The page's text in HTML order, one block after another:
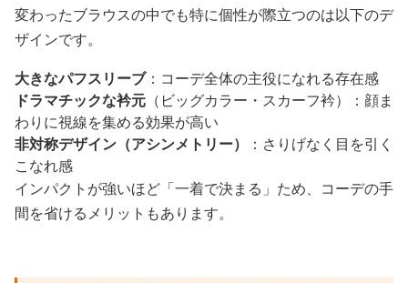
変わったブラウスの中でも特に個性が際立つのは以下のデ
ザインです。
大きなパフスリーブ：コーデ全体の主役になれる存在感
ドラマチックな衿元 （ビッグカラー・スカーフ衿）：顔ま
わりに視線を集める効果が高い
非対称デザイン（アシンメトリー）
：さりげなく目を引く
こなれ感
インパクトが強いほど「一着で決まる」ため、コーデの手
間を省けるメリットもあります。